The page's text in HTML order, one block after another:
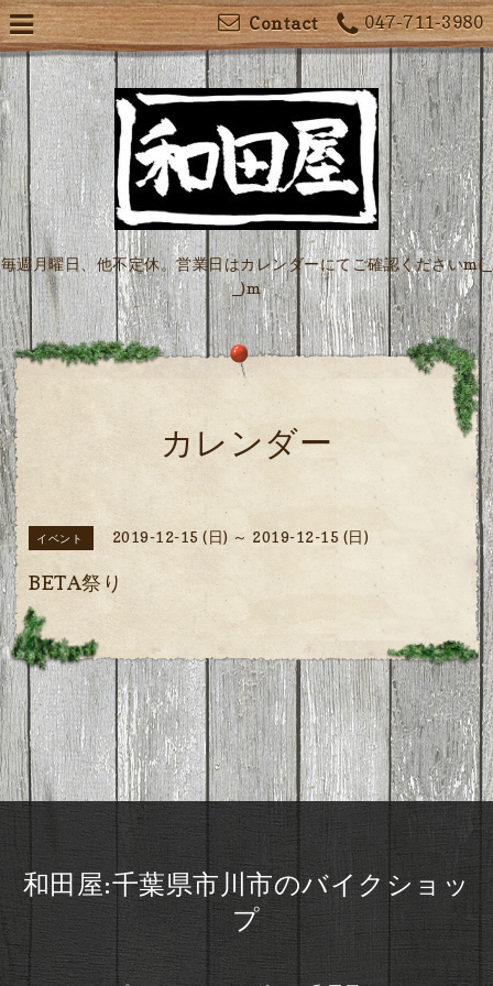
047-711-3980
Contact
毎週月曜日、他不定休。営業日はカレンダーにてご確認くださいm(_
_)m
カレンダー
イベント 2019-12-15 (日) ～ 2019-12-15 (日)
BETA祭り
和田屋:千葉県市川市のバイクショッ
プ